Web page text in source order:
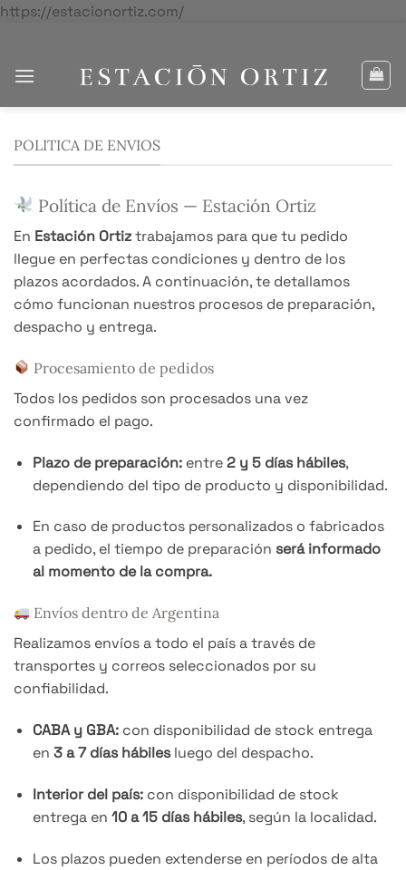
https://estacionortiz.com/Saltar
POLITICA DE ENVIOS
Política de Envíos — Estación Ortiz
En Estación Ortiztrabajamos para que tu pedido
llegue en perfectas condiciones y dentro de los
plazos acordados. A continuación, te detallamos
cómo funcionan nuestros procesos de preparación,
despacho y entrega.
Procesamiento de pedidos
Todos los pedidos son procesados una vez
confirmado el pago.
Plazo de preparación:entre2 y 5 días hábiles,
dependiendo del tipo de producto y disponibilidad.
En caso de productos personalizados o fabricados
a pedido, el tiempo de preparación será informado
al momento de la compra.
Envíos dentro de Argentina
Realizamos envíos a todo el país a través de
transportes y correos seleccionados por su
confiabilidad.
CABA y GBA:con disponibilidad de stock entrega
en 3 a 7 días hábilesluego del despacho.
Interior del país:con disponibilidad de stock
entrega en 10 a 15 días hábiles, según la localidad.
Los plazos pueden extenderse en períodos de alta